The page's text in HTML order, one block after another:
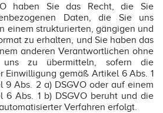
haben Sie das Recht, die Sie
Daten, die Sie uns
einem strukturierten, gängigen und
zu erhalten, und Sie haben das
anderen Verantwortlichen ohne
uns zu übermitteln, sofern die
Einwilligung gemäß Artikel 6 Abs. 1
9 Abs. 2 a) DSGVO oder auf einem
6 Abs. 1 b) DSGVO beruht und die
Verfahren erfolgt.